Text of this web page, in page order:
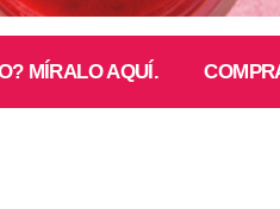
MÍRALO AQUÍ.